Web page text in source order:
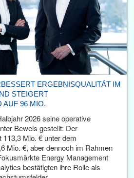
ERGEBNISQUALITÄT IM
STEIGERT
AUF 96 MIO.
2026 seine operative
Beweis gestellt: Der
Mio. € unter dem
Mio. €, aber dennoch im Rahmen
Energy Management
bestätigten ihre Rolle als